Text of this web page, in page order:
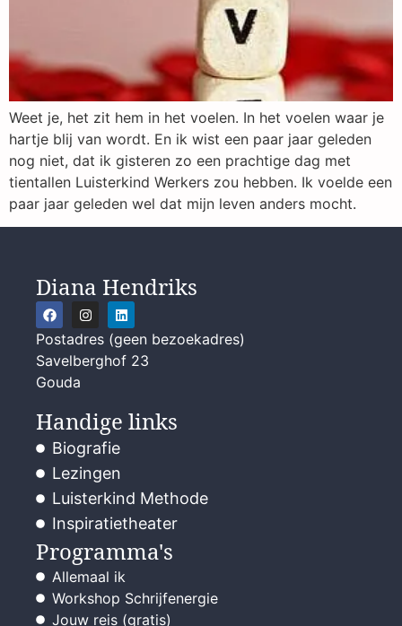
Weet je, het zit hem in het voelen. In het voelen waar je
hartje blij van wordt. En ik wist een paar jaar geleden
nog niet, dat ik gisteren zo een prachtige dag met
tientallen Luisterkind Werkers zou hebben. Ik voelde een
paar jaar geleden wel dat mijn leven anders mocht.
Diana Hendriks
Postadres (geen bezoekadres)
Savelberghof 23
Gouda
Handige links
Biografie
Lezingen
Luisterkind Methode
Inspiratietheater
Programma's
Allemaal ik
Workshop Schrijfenergie
Jouw reis (gratis)